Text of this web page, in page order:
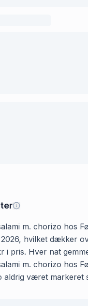
m. chorizo hos
hvilket dækker
i pris. Hver nat
m. chorizo hos
aldrig været markeret